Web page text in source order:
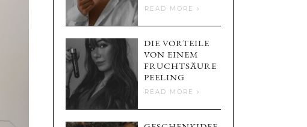
READ MORE
DIE VORTEILE
VON EINEM
FRUCHTSÄURE
PEELING
READ MORE